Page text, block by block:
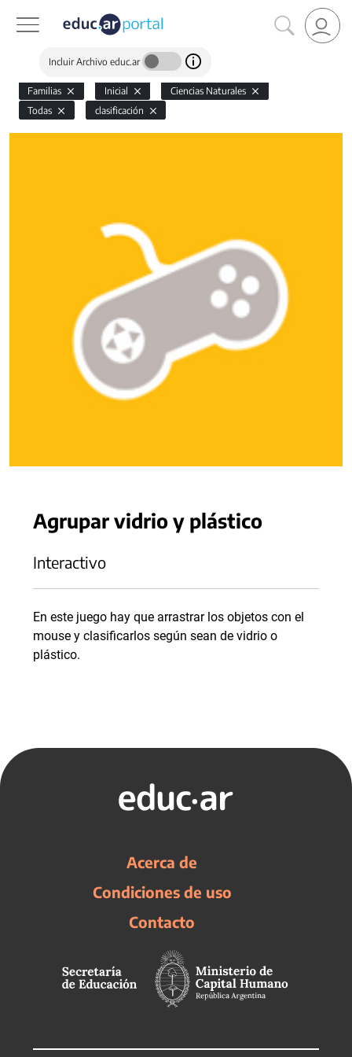
Incluir Archivo educ.ar
Familias Inicial
Ciencias Naturales
Todas
clasificación
Agrupar vidrio y plástico
Interactivo
En este juego hay que arrastrar los objetos con el
mouse y clasificarlos según sean de vidrio o
plástico.
Acerca de
Condiciones de uso
Contacto